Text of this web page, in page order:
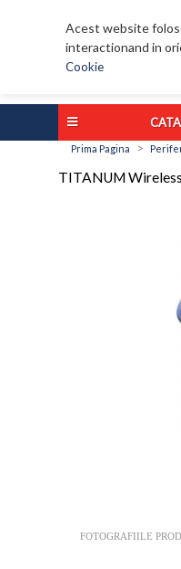
Acest website
interactionand in
Cookie
Prima Pagina >
TITANUM
FOTOGRAFIILE